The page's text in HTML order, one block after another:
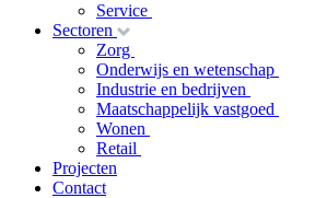
Service
Sectoren
Zorg
Onderwijs en wetenschap
Industrie en bedrijven
Maatschappelijk vastgoed
Wonen
Retail
Projecten
Contact